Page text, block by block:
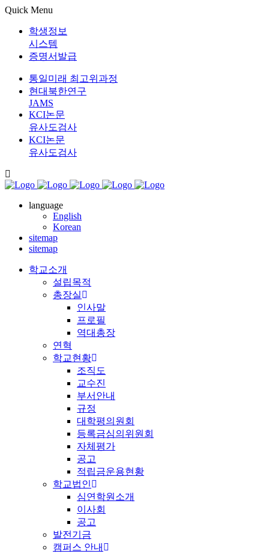
Quick Menu
학생정보
시스템
증명서발급
통일미래 최고위과정
현대북한연구
JAMS
KCI논문
유사도검사
KCI논문
유사도검사
language
English
Korean
sitemap
sitemap
학교소개
설립목적
총장실
인사말
프로필
역대총장
연혁
학교현황
조직도
교수진
부서안내
규정
대학평의원회
등록금심의위원회
자체평가
공고
적립금운용현황
학교법인
심연학원소개
이사회
공고
발전기금
캠퍼스 안내